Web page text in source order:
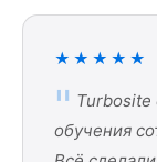
★★★★★
Turbosite
обучения